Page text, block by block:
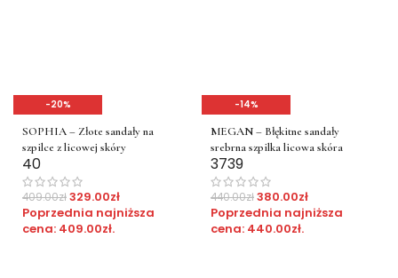
-20%
SOPHIA – Złote sandały na
szpilce z licowej skóry
40
409.00zł329.00zł
Poprzednia najniższa
cena: 409.00zł.
-14%
MEGAN – Błękitne sandały
srebrna szpilka licowa skóra
3739
440.00zł380.00zł
Poprzednia najniższa
cena: 440.00zł.